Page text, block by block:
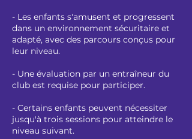
- Les enfants s'amusent et progressent
dans un environnement sécuritaire et
adapté, avec des parcours conçus pour
leur niveau.
- Une évaluation par un entraîneur du
club est requise pour participer.
- Certains enfants peuvent nécessiter
jusqu'à trois sessions pour atteindre le
niveau suivant.